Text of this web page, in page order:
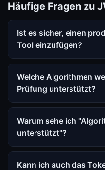
Häufige Fragen zu
Ist es sicher, einen
Tool einzufügen?
Welche Algorithmen
Prüfung unterstützt?
Warum sehe ich
unterstützt"?
Kann ich auch das